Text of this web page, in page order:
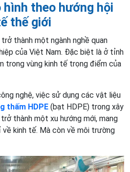
hình theo hướng hội
thế giới
thành một ngành nghề quan
của Việt Nam. Đặc biệt là ở tỉnh
trong vùng kinh tế trọng điểm của
nghệ, việc sử dụng các vật liệu
thấm HDPE (bạt HDPE) trong xây
thành một xu hướng mới, mang
về kinh tế. Mà còn về môi trường